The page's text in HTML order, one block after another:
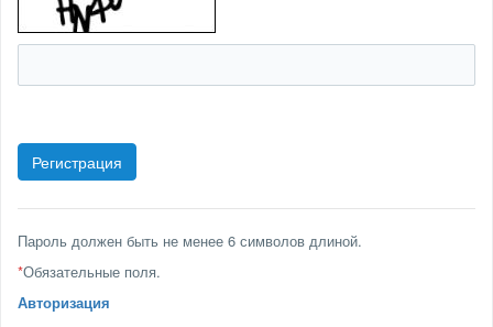
Пароль должен быть не менее 6 символов длиной.
*Обязательные поля.
Авторизация